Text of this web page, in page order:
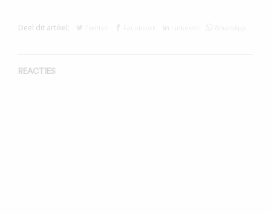
Deel dit artikel:
REACTIES